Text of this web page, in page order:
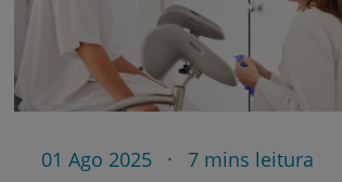
Para profissionais
Sobre nós
Contacte-nos
01 Ago 2025 7 mins leitura